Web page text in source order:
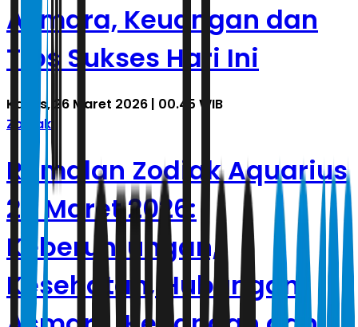
Asmara, Keuangan dan
Tips Sukses Hari Ini
Kamis, 26 Maret 2026 | 00.45 WIB
Zodiak
Ramalan Zodiak Aquarius
25 Maret 2026:
Keberuntungan,
Kesehatan, Hubungan